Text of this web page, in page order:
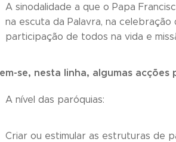
A sinodalidade a que o Papa
na escuta da Palavra, na
participação de todos na vida e
se, nesta linha, algumas acções
A nível das paróquias:
Criar ou estimular as estruturas de